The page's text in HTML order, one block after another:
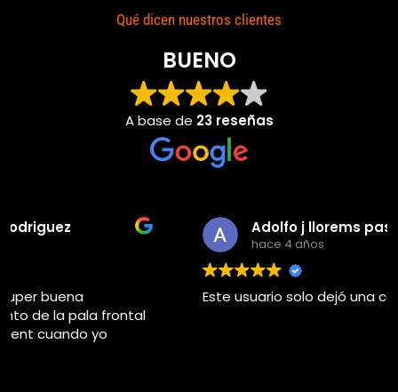
Qué dicen nuestros clientes
BUENO
A base de 23 reseñas
Adolfo j llorems pastor
Este usuario solo dejó una calificación.